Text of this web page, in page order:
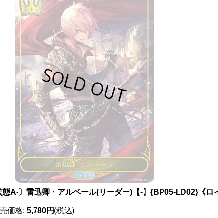
態A-〕雷迅卿・アルベール(リーダー)【-】{BP05-LD02}《ロ
価格: 5,780円 (税込)